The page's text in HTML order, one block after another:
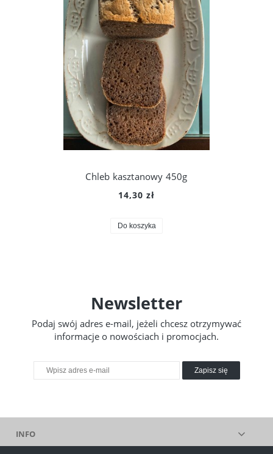
Chleb kasztanowy 450g
14,30 zł
Do koszyka
Newsletter
Podaj swój adres e-mail, jeżeli chcesz otrzymywać
informacje o nowościach i promocjach.
Zapisz się
INFO